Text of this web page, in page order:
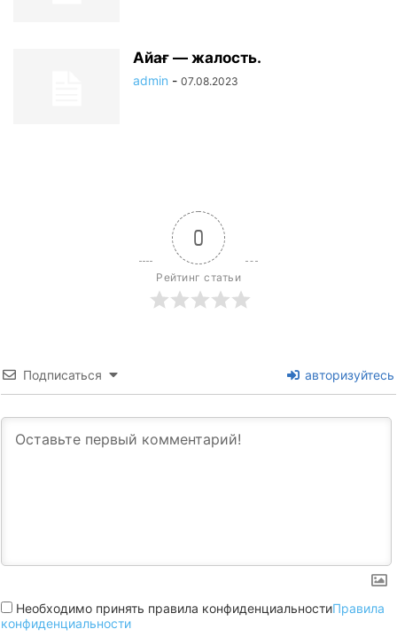
Айағ — жалость.
admin - 07.08.2023
0
Рейтинг статьи
Подписаться авторизуйтесь
Необходимо принять правила конфиденциальностиПравила
конфиденциальности